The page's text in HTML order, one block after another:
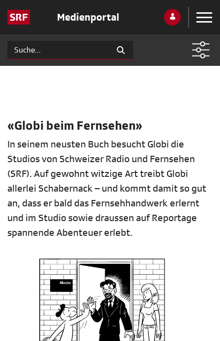
Medienportal
«Globi beim Fernsehen»
In seinem neusten Buch besucht Globi die
Studios von Schweizer Radio und Fernsehen
(SRF). Auf gewohnt witzige Art treibt Globi
allerlei Schabernack – und kommt damit so gut
an, dass er bald das Fernsehhandwerk erlernt
und im Studio sowie draussen auf Reportage
spannende Abenteuer erlebt.